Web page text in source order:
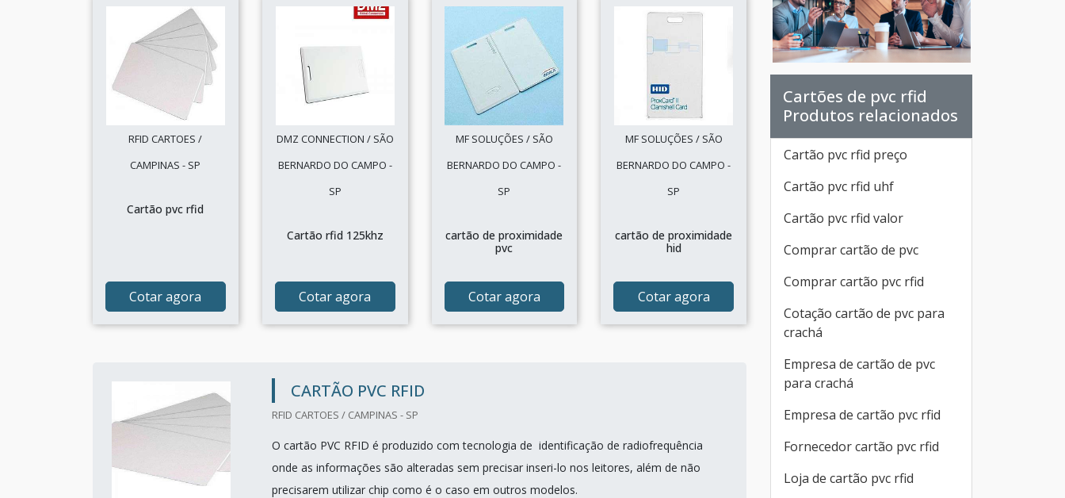
RFID CARTOES /
CAMPINAS - SP
Cartão pvc rfid
Cotar agora
DMZ CONNECTION / SÃO
BERNARDO DO CAMPO -
SP
Cartão rfid 125khz
Cotar agora
MF SOLUÇÕES / SÃO
BERNARDO DO CAMPO -
SP
cartão de proximidade
pvc
Cotar agora
MF SOLUÇÕES / SÃO
BERNARDO DO CAMPO -
SP
cartão de proximidade
hid
Cotar agora
CARTÃO PVC RFID
RFID CARTOES / CAMPINAS - SP
O cartão PVC RFID é produzido com tecnologia de identificação de radiofrequência
onde as informações são alteradas sem precisar inseri-lo nos leitores, além de não
precisarem utilizar chip como é o caso em outros modelos.
Cartões de pvc rfid
Produtos relacionados
Cartão pvc rfid preço
Cartão pvc rfid uhf
Cartão pvc rfid valor
Comprar cartão de pvc
Comprar cartão pvc rfid
Cotação cartão de pvc para
crachá
Empresa de cartão de pvc
para crachá
Empresa de cartão pvc rfid
Fornecedor cartão pvc rfid
Loja de cartão pvc rfid